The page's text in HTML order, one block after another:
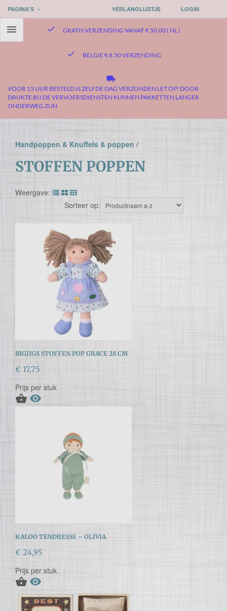
PAGINA'S LOGIN
VERLANGLIJSTJE
 check GRATIS VERZENDING VANAF € 50,00 ( NL )
check BELGIE € 8.50 VERZENDING
local_shipping
VOOR 15 UUR BESTELD IS ZELFDE DAG VERZONDEN LET OP! DOOR
DRUKTE BIJ DE VERVOERSDIENSTEN KUNNEN PAKKETTEN LANGER
ONDERWEG ZIJN
Handpoppen & Knuffels & poppen /
STOFFEN POPPEN
Weergave:
Sorteer op:
BIGJIGS STOFFEN POP GRACE 28 CM
€ 17,75
Prijs per stuk
 
KALOO TENDRESSE – OLIVIA
€ 24,95
Prijs per stuk
 